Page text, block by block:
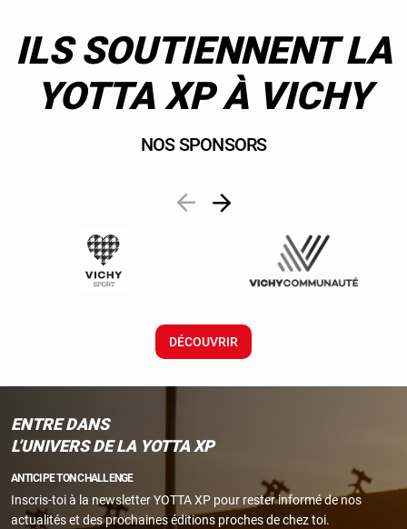
ILS SOUTIENNENT LA
YOTTA XP À VICHY
NOS SPONSORS
DÉCOUVRIR
ENTRE DANS
L’UNIVERS DE LA YOTTA XP
ANTICIPE TON CHALLENGE
Inscris-toi à la newsletter YOTTA XP pour rester informé de nos
actualités et des prochaines éditions proches de chez toi.